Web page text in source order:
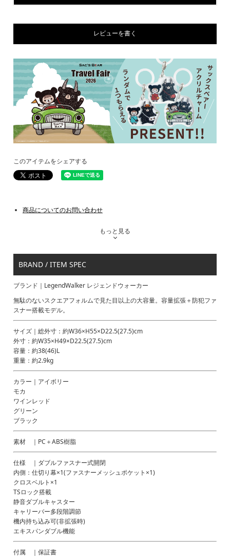
レビューを書く
このアイテムをシェアする
商品についてのお問い合わせ
もっと見る
BRAND / ITEM SPEC
ブランド｜LegendWalker レジェンドウォーカー
無駄のないスクエアフォルムで見た目以上の大容量。容量拡張＋防犯ファ
スナー搭載モデル。
サイズ｜総外寸：約W36×H55×D22.5(27.5)cm
外寸：約W35×H49×D22.5(27.5)cm
容量：約38(46)L
重量：約2.9kg
カラー｜アイボリー
モカ
ワインレッド
グリーン
ブラック
素材 ｜PC＋ABS樹脂
仕様 ｜ダブルファスナー式開閉
内側：仕切り幕×1(ファスナーメッシュポケット×1)
クロスベルト×1
TSロック搭載
静音ダブルキャスター
キャリーバー多段階調節
機内持ち込み可(非拡張時)
エキスパンダブル機能
付属 ｜保証書